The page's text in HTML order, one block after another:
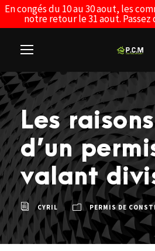
En congés du 10 au 30 aout, les
notre retour le 31 aout. Passez
Les
d’un
valant
CYRIL PERMIS DE